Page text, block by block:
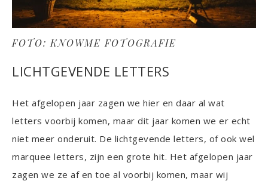
FOTO: KNOWME FOTOGRAFIE
LICHTGEVENDE LETTERS
Het afgelopen jaar zagen we hier en daar al wat
letters voorbij komen, maar dit jaar komen we er echt
niet meer onderuit. De lichtgevende letters, of ook wel
marquee letters, zijn een grote hit. Het afgelopen jaar
zagen we ze af en toe al voorbij komen, maar wij